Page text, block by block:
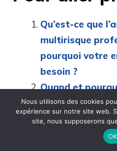
Qu’est-ce que
multirisque
pourquoi votre
besoin ?
Quand et
d’assurance
économiser sur
Comment est
Nous utilisons des cookies
expérience sur notre site web.
site, nous supposerons
OK